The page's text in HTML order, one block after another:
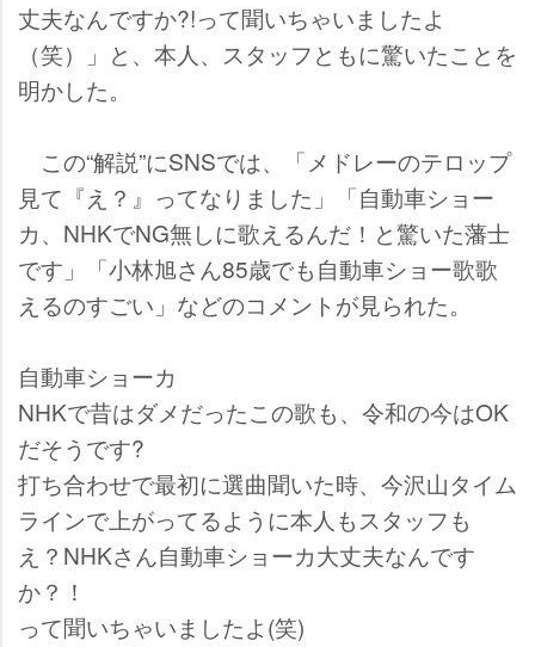
丈夫なんですか?!って聞いちゃいましたよ
（笑）」と、本人、スタッフともに驚いたことを
明かした。
この“解説”にSNSでは、「メドレーのテロップ
見て『え？』ってなりました」「自動車ショー
カ、NHKでNG無しに歌えるんだ！と驚いた藩士
です」「小林旭さん85歳でも自動車ショー歌歌
えるのすごい」などのコメントが見られた。
自動車ショーカ
NHKで昔はダメだったこの歌も、令和の今はOK
だそうです?
打ち合わせで最初に選曲聞いた時、今沢山タイム
ラインで上がってるように本人もスタッフも
え？NHKさん自動車ショーカ大丈夫なんです
か？！
って聞いちゃいましたよ(笑)